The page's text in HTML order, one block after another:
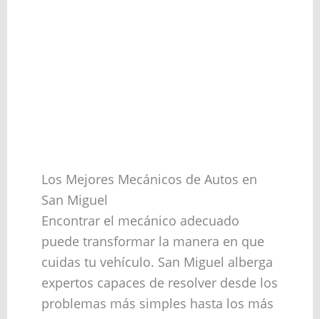
Los Mejores Mecánicos de Autos en
San Miguel
Encontrar el mecánico adecuado
puede transformar la manera en que
cuidas tu vehículo. San Miguel alberga
expertos capaces de resolver desde los
problemas más simples hasta los más